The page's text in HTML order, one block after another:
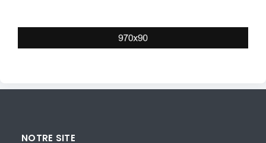
NOTRE SITE